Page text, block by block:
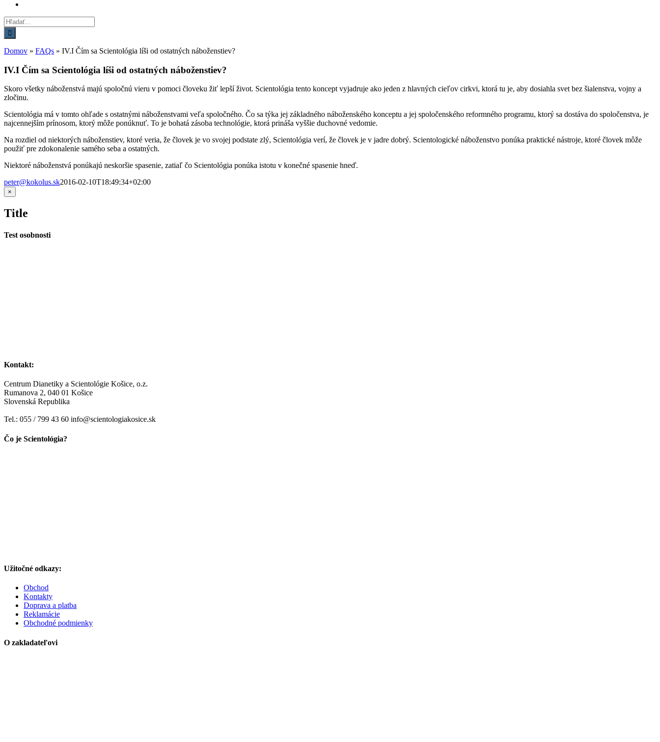
Hľadať:
Domov » FAQs » IV.I Čím sa Scientológia líši od ostatných náboženstiev?
IV.I Čím sa Scientológia líši od ostatných náboženstiev?
Skoro všetky náboženstvá majú spoločnú vieru v pomoci človeku žiť lepší život. Scientológia tento koncept vyjadruje ako jeden z hlavných cieľov cirkvi, ktorá tu je, aby dosiahla svet bez šialenstva, vojny a
zločinu.
Scientológia má v tomto ohľade s ostatnými náboženstvami veľa spoločného. Čo sa týka jej základného náboženského konceptu a jej spoločenského reformného programu, ktorý sa dostáva do spoločenstva, je
najcennejším prínosom, ktorý môže ponúknuť. To je bohatá zásoba technológie, ktorá prináša vyššie duchovné vedomie.
Na rozdiel od niektorých náboženstiev, ktoré veria, že človek je vo svojej podstate zlý, Scientológia verí, že človek je v jadre dobrý. Scientologické náboženstvo ponúka praktické nástroje, ktoré človek môže
použiť pre zdokonalenie samého seba a ostatných.
Niektoré náboženstvá ponúkajú neskoršie spasenie, zatiaľ čo Scientológia ponúka istotu v konečné spasenie hneď.
peter@kokolus.sk2016-02-10T18:49:34+02:00
Zatvoriť
rýchle
produktu
×
Title
Test osobnosti
Kontakt:
Centrum Dianetiky a Scientológie Košice, o.z.
Rumanova 2, 040 01 Košice
Slovenská Republika
Tel.: 055 / 799 43 60 info@scientologiakosice.sk
Čo je Scientológia?
Užitočné odkazy:
Obchod
Kontakty
Doprava a platba
Reklamácie
Obchodné podmienky
O zakladateľovi